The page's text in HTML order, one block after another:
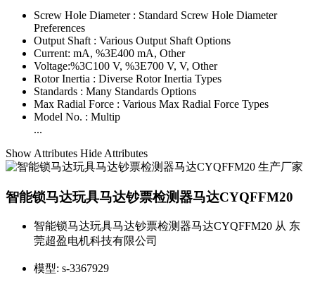
Screw Hole Diameter : Standard Screw Hole Diameter
Preferences
Output Shaft : Various Output Shaft Options
Current: mA, %3E400 mA, Other
Voltage:%3C100 V, %3E700 V, V, Other
Rotor Inertia : Diverse Rotor Inertia Types
Standards : Many Standards Options
Max Radial Force : Various Max Radial Force Types
Model No. : Multip
...
Show Attributes Hide Attributes
智能锁马达玩具马达钞票检测器马达CYQFFM20
智能锁马达玩具马达钞票检测器马达CYQFFM20 从 东
莞超盈电机科技有限公司
模型: s-3367929